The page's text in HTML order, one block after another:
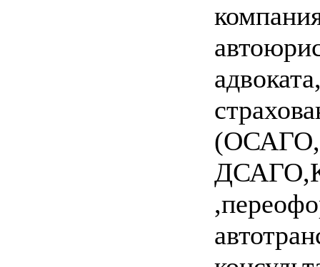
(ОСАГО,